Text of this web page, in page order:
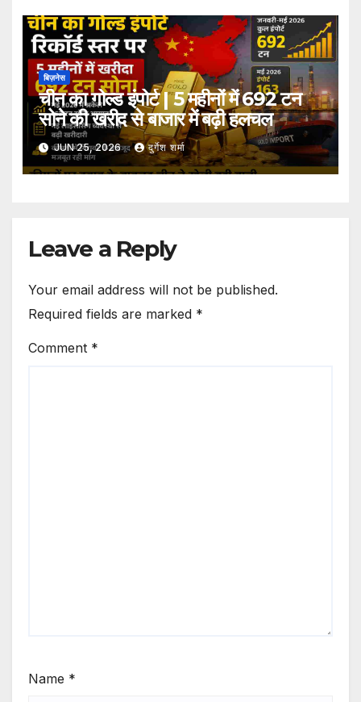
बिज़नेस
चीन का गोल्ड इंपोर्ट | 5 महीनों में 692 टन
सोने की खरीद से बाजार में बढ़ी हलचल
JUN 25, 2026 दुर्गेश शर्मा
Leave a Reply
Your email address will not be published.
Required fields are marked *
Comment *
Name *